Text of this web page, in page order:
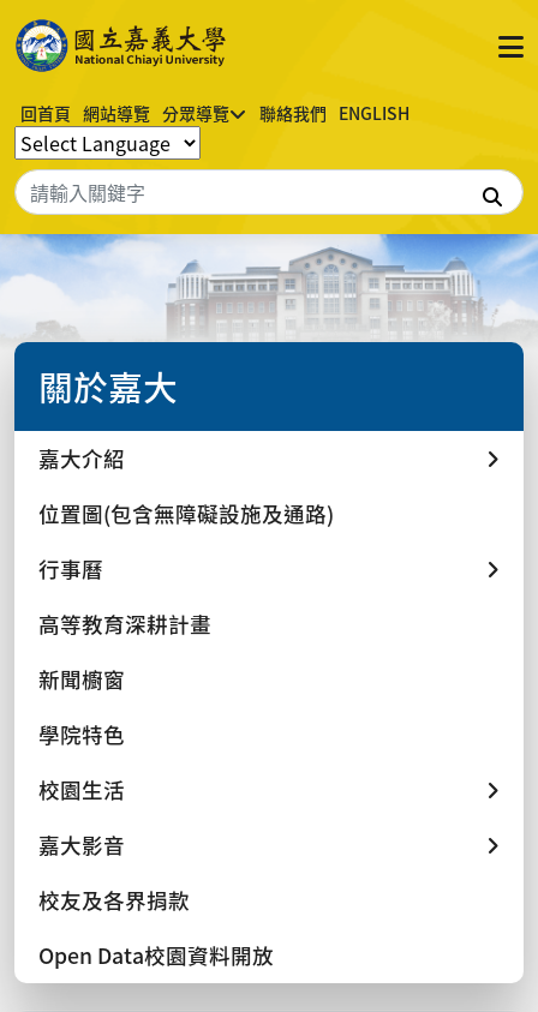
回首頁 網站導覽 分眾導覽 聯絡我們 ENGLISH
搜尋
關於嘉大
嘉大介紹
位置圖(包含無障礙設施及通路)
行事曆
高等教育深耕計畫
新聞櫥窗
學院特色
校園生活
嘉大影音
校友及各界捐款
Open Data校園資料開放